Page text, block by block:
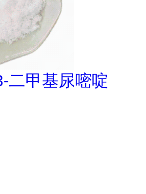
二甲基尿嘧啶